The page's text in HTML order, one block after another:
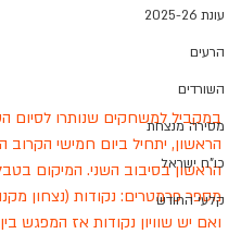
עונת 2025-26
הרעים
השורדים
מסירה מנצחת
כו"ח ישראל
קלעי החודש
במקביל למשחקים שנותרו לסיום
הראשון, יתחיל ביום חמישי
הראשון בסיבוב השני. המיקום